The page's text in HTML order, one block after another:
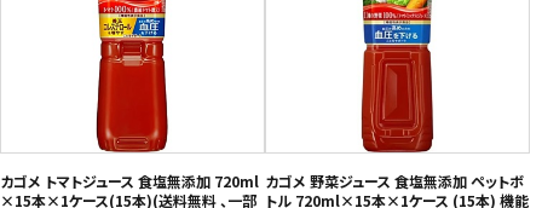
カゴメ トマトジュース 食塩無添加 720ml
×15本×1ケース(15本)(送料無料 、一部
カゴメ 野菜ジュース 食塩無添加 ペットボ
トル 720ml×15本×1ケース (15本) 機能